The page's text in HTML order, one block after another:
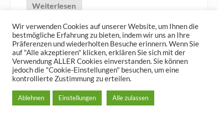
Weiterlesen
© 2023Der Hamburger und Germania Ruder Club
Impressum und Spendenkonto Datenschutzerklärung
Wir verwenden Cookies auf unserer Website, um Ihnen die
bestmögliche Erfahrung zu bieten, indem wir uns an Ihre
Präferenzen und wiederholten Besuche erinnern. Wenn Sie
auf "Alle akzeptieren" klicken, erklären Sie sich mit der
Verwendung ALLER Cookies einverstanden. Sie können
jedoch die "Cookie-Einstellungen" besuchen, um eine
kontrollierte Zustimmung zu erteilen.
Ablehnen Einstellungen Alle zulassen